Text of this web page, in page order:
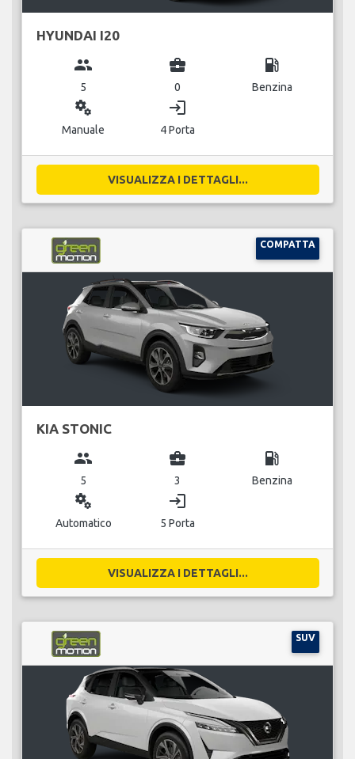
HYUNDAI I20
group
5
business_center
0
local_gas_station
Benzina
miscellaneous_services
Manuale
login
4 Porta
VISUALIZZA I DETTAGLI...
COMPATTA
KIA STONIC
group
5
business_center
3
local_gas_station
Benzina
miscellaneous_services
Automatico
login
5 Porta
VISUALIZZA I DETTAGLI...
SUV